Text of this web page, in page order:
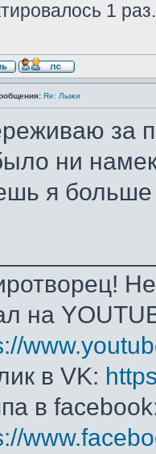
1 раз.
Re: Лыжи
за
ни
я больше
на
в VK:
в